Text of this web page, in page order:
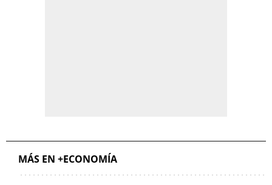
MÁS EN +ECONOMÍA